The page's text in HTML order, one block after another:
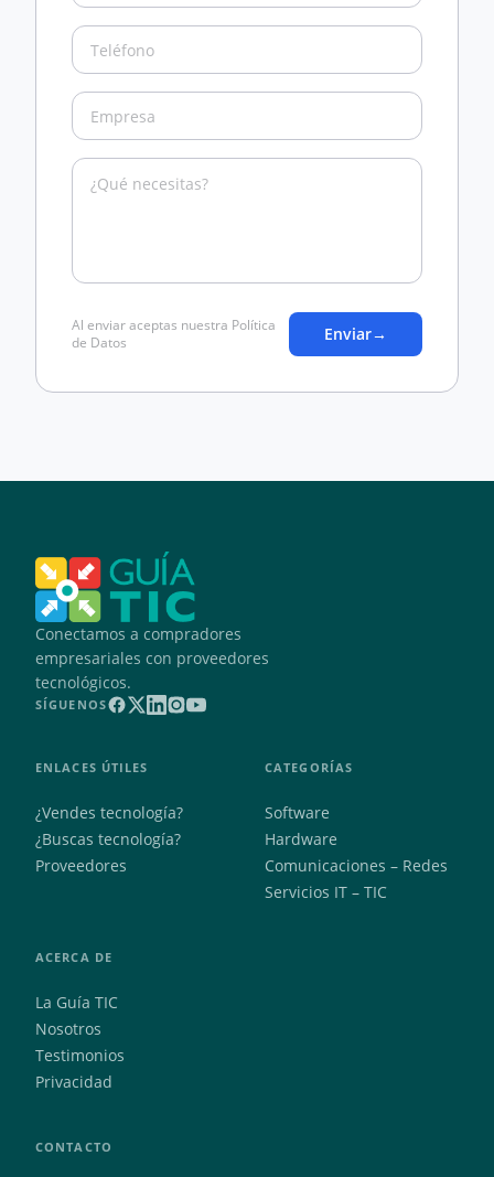
Al enviar aceptas nuestra Política
de Datos
Enviar→
Conectamos a compradores
empresariales con proveedores
tecnológicos.
SÍGUENOS
ENLACES ÚTILES
¿Vendes tecnología?
¿Buscas tecnología?
Proveedores
CATEGORÍAS
Software
Hardware
Comunicaciones – Redes
Servicios IT – TIC
ACERCA DE
La Guía TIC
Nosotros
Testimonios
Privacidad
CONTACTO